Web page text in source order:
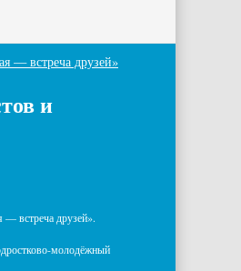
— встреча друзей»
и
— встреча друзей».
молодёжный